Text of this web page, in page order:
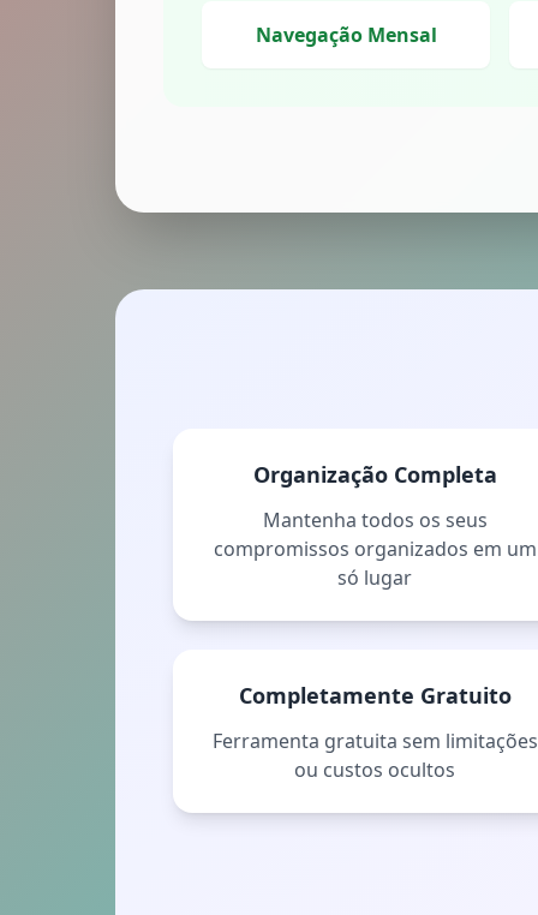
Navegação Mensal
Organização Completa
Mantenha todos os seus
compromissos organizados em um
só lugar
Completamente Gratuito
Ferramenta gratuita sem limitações
ou custos ocultos